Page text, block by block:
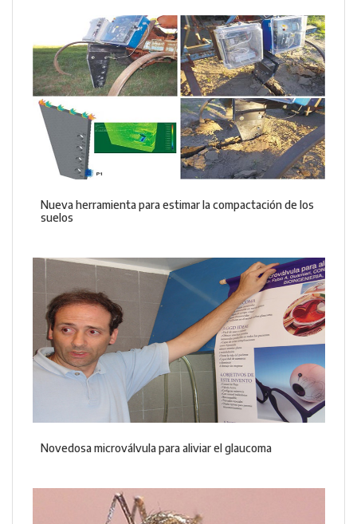
Nueva herramienta para estimar la compactación de los
suelos
Novedosa microválvula para aliviar el glaucoma